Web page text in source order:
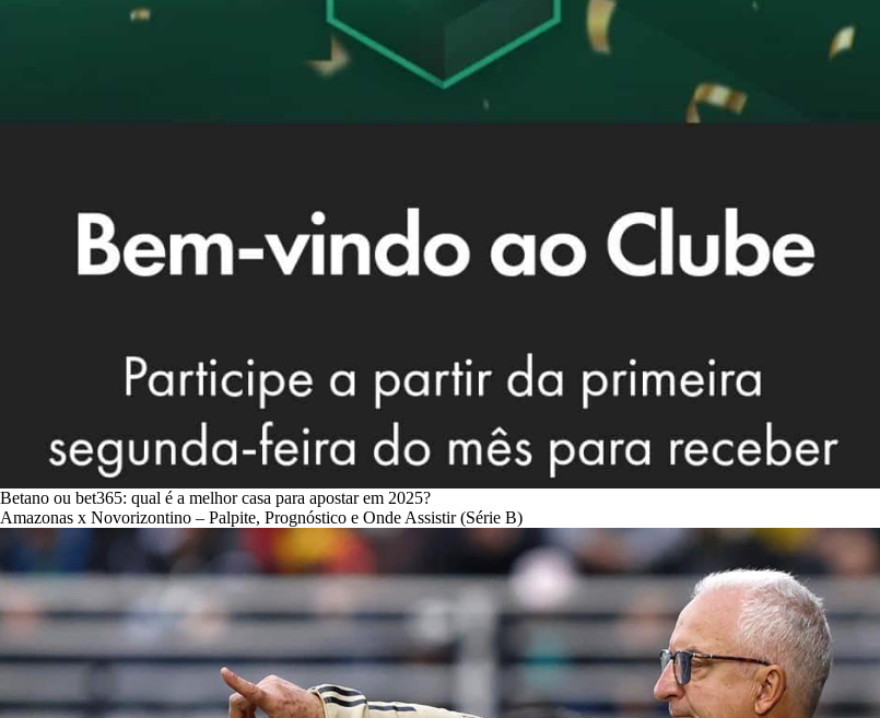
Betano ou bet365: qual é a melhor casa para apostar em 2025?
Amazonas x Novorizontino – Palpite, Prognóstico e Onde Assistir (Série B)